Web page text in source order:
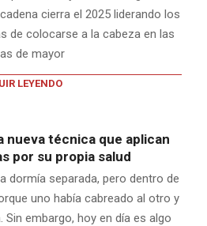
cierra el 2025 liderando los
de colocarse a la cabeza en las
de mayor
LEYENDO
nueva técnica que aplican
por su propia salud
dormía separada, pero dentro de
uno había cabreado al otro y
embargo, hoy en día es algo